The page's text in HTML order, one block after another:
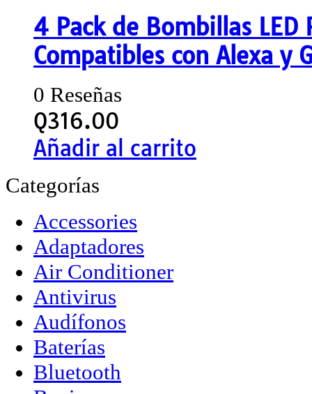
4 Pack de Bombillas LED
Compatibles con Alexa y
0 Reseñas
Q316.00
Añadir al carrito
Categorías
Accessories
Adaptadores
Air Conditioner
Antivirus
Audífonos
Baterías
Bluetooth